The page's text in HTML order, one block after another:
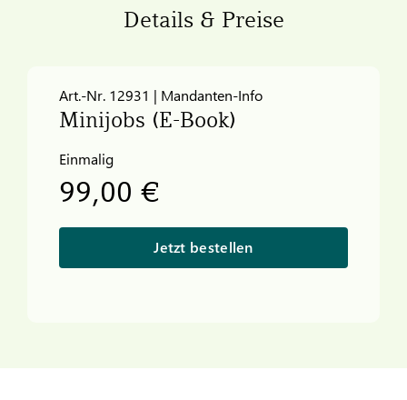
Details & Preise
Art.-Nr. 12931 | Mandanten-Info
Minijobs (E-Book)
Einmalig
99,00 €
Jetzt bestellen